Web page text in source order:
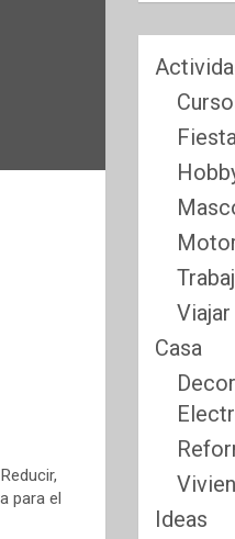
para el
Viajar
Casa
Ideas